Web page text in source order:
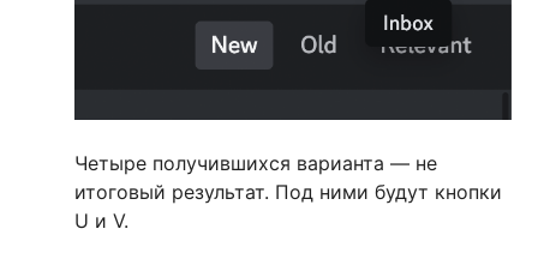
Четыре получившихся варианта — не
итоговый результат. Под ними будут кнопки
U и V.